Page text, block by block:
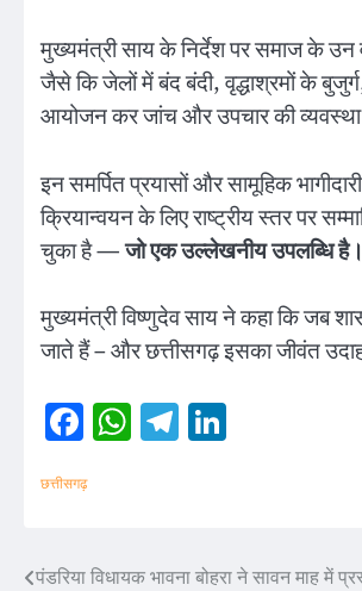
मुख्यमंत्री साय के निर्देश पर समाज के उन
जैसे कि जेलों में बंद बंदी, वृद्धाश्रमों के
आयोजन कर जांच और उपचार की
इन समर्पित प्रयासों और सामूहिक
क्रियान्वयन के लिए राष्ट्रीय स्तर पर
चुका है —जो एक उल्लेखनीय उपलब्धि है।
मुख्यमंत्री विष्णुदेव साय ने कहा कि जब
जाते हैं – और छत्तीसगढ़ इसका जीवंत
Facebook
WhatsApp
Telegram
छत्तीसगढ़
Post
पंडरिया विधायक भावना बोहरा ने सावन माह